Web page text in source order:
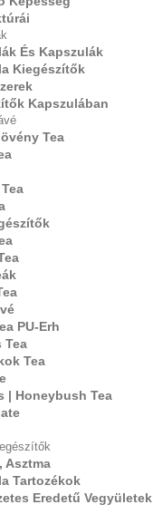
És Kapszulák
Kiegészítők
Kapszulában
Tea
PU-Erh
Tea
Tea
| Honeybush Tea
Asztma
Tartozékok
Eredetű Vegyületek